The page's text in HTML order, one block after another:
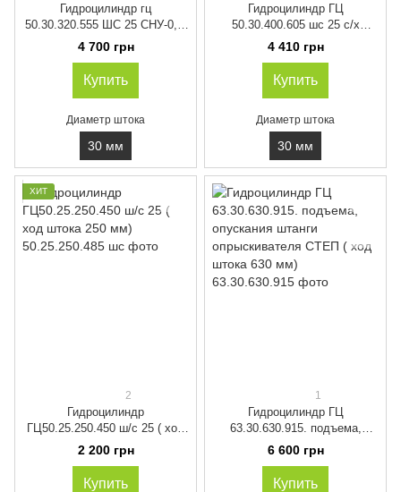
Гидроцилиндр гц
50.30.320.555 ШС 25 СНУ-0,5;
КРН-2,1 ( ход штока 320 мм)
4 700 грн
Купить
Диаметр штока
30 мм
Гидроцилиндр ГЦ
50.30.400.605 шс 25 с/х
машин, (ход штока 400мм)
4 410 грн
Купить
Диаметр штока
30 мм
ХИТ
2
Гидроцилиндр
ГЦ50.25.250.450 ш/с 25 ( ход
штока 250 мм)
2 200 грн
Купить
1
Гидроцилиндр ГЦ
63.30.630.915. подъема,
опускания штанги
опрыскивателя СТЕП ( ход
штока 630 мм)
6 600 грн
Купить